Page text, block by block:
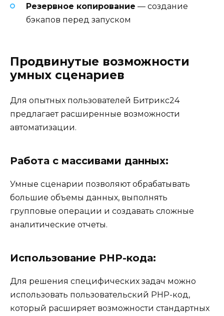
Резервное копирование — создание
бэкапов перед запуском
Продвинутые возможности
умных сценариев
Для опытных пользователей Битрикс24
предлагает расширенные возможности
автоматизации.
Работа с массивами данных:
Умные сценарии позволяют обрабатывать
большие объемы данных, выполнять
групповые операции и создавать сложные
аналитические отчеты.
Использование PHP-кода:
Для решения специфических задач можно
использовать пользовательский PHP-код,
который расширяет возможности стандартных